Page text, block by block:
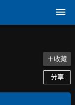
＋收藏
分享